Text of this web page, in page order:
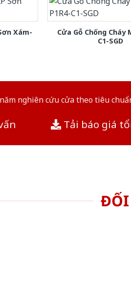
Xám-
Cửa Gỗ Chống Cháy
C1-SGD
nghiên cứu cửa theo tiêu
Tải báo giá
ĐỐI